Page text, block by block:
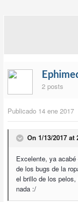
2 posts
Publicado 14 ene 2017
On 1/13/2017 at
Excelente, ya
de los bugs de la
el brillo de los
nada :/